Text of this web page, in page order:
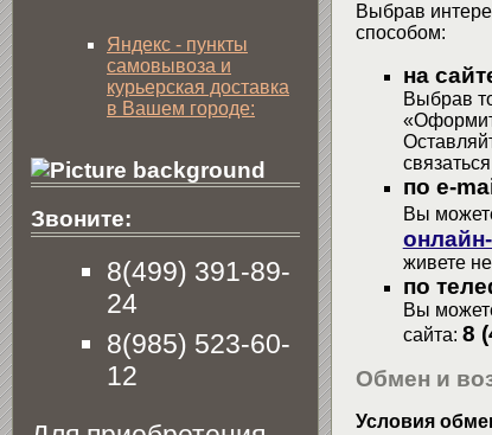
Выбрав
способом:
на
Выбрав
по e-
Вы
живете
по
Вы
сайта: 8
Обмен и
Условия
Яндекс - пункты
самовывоза и
курьерская доставка
в Вашем городе:
Звоните:
8(499) 391-89-
24
8(985) 523-60-
12